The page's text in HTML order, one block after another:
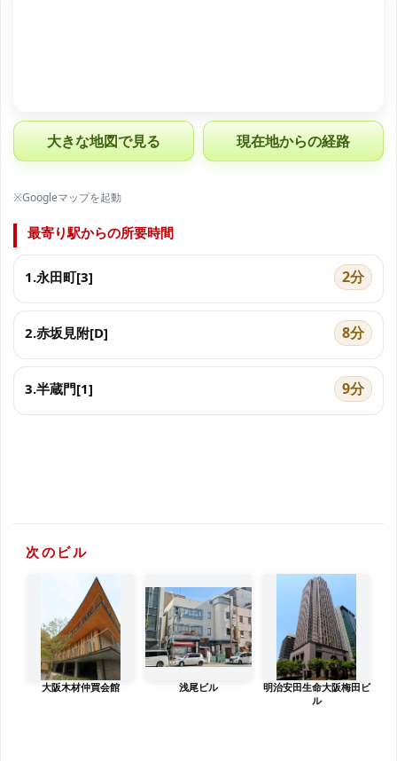
大きな地図で見る 現在地からの経路
※Googleマップを起動
最寄り駅からの所要時間
1.永田町[3] 2分
2.赤坂見附[D] 8分
3.半蔵門[1] 9分
次のビル
大阪木材仲買会館 浅尾ビル
明治安田生命大阪梅田ビ
ル